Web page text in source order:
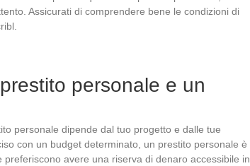
Assicurati di comprendere bene le condizioni di
personale e un
personale dipende dal tuo progetto e dalle tue
con un budget determinato, un prestito personale è
avere una riserva di denaro accessibile in